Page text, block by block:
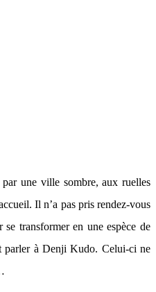
par une ville sombre, aux ruelles
Il n’a pas pris rendez-vous
transformer en une espèce de
parler à Denji Kudo. Celui-ci ne